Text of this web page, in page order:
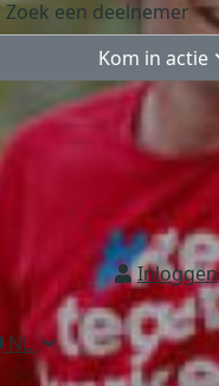
Kom in actie
Inloggen
NL